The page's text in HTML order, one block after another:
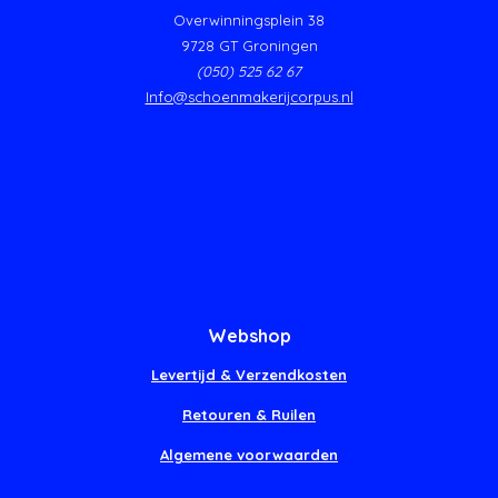
Overwinningsplein 38
9728 GT Groningen
(050) 525 62 67
Info@schoenmakerijcorpus.nl
Webshop
Levertijd & Verzendkosten
Retouren & Ruilen
Algemene voorwaarden